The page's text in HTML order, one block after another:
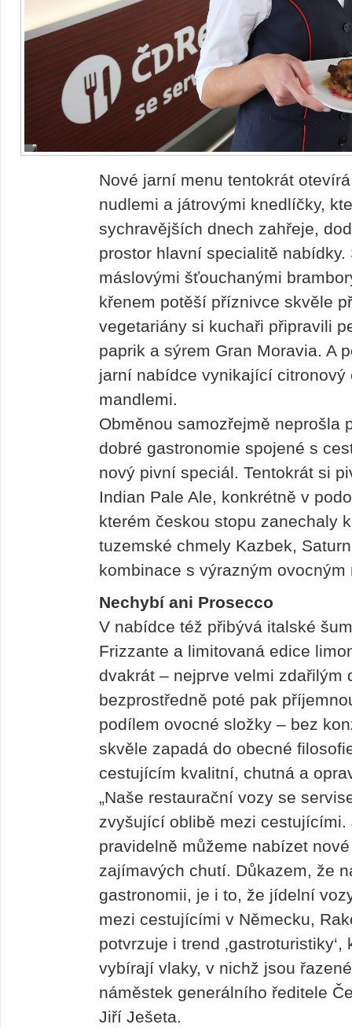
Nové jarní menu tentokrát
nudlemi a játrovými knedlíčky,
sychravějších dnech zahřeje,
prostor hlavní specialitě
máslovými šťouchanými
křenem potěší příznivce skvěle
vegetariány si kuchaři připravili
paprik a sýrem Gran Moravia. A
jarní nabídce vynikající citronový
mandlemi.
Obměnou samozřejmě neprošla
dobré gastronomie spojené s
nový pivní speciál. Tentokrát si
Indian Pale Ale, konkrétně v
kterém českou stopu zanechaly
tuzemské chmely Kazbek,
kombinace s výrazným
Nechybí ani Prosecco
V nabídce též přibývá italské
Frizzante a limitovaná edice
dvakrát – nejprve velmi zdařilým
bezprostředně poté pak
podílem ovocné složky – bez
skvěle zapadá do obecné
cestujícím kvalitní, chutná a
„Naše restaurační vozy se
zvyšující oblibě mezi cestujícími.
pravidelně můžeme nabízet
zajímavých chutí. Důkazem, že
gastronomii, je i to, že jídelní
mezi cestujícími v Německu,
potvrzuje i trend
vybírají vlaky, v nichž jsou
náměstek generálního ředitele
Jiří Ješeta.